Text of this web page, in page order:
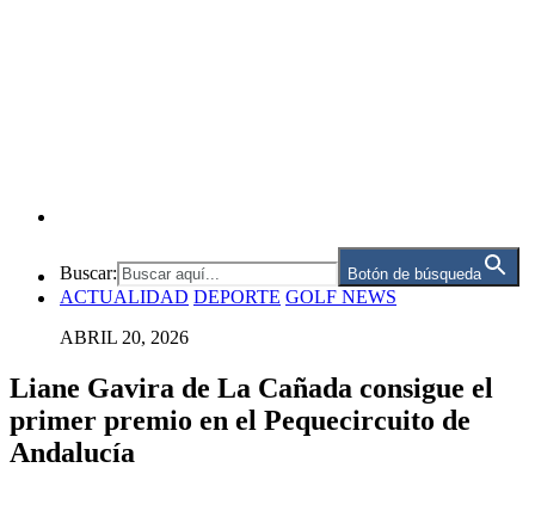
Buscar: Botón de búsqueda
ACTUALIDAD DEPORTE GOLF NEWS
ABRIL 20, 2026
Liane Gavira de La Cañada consigue el
primer premio en el Pequecircuito de
Andalucía